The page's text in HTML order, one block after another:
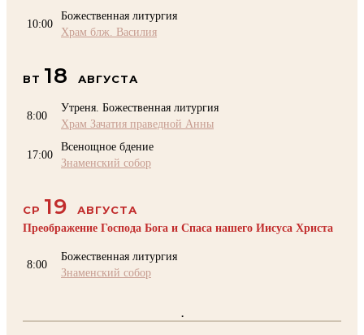
10:00
Божественная литургия
Храм блж. Василия
ВТ 18 АВГУСТА
8:00
Утреня. Божественная литургия
Храм Зачатия праведной Анны
17:00
Всенощное бдение
Знаменский собор
СР 19
АВГУСТА
Преображение Господа Бога и Спаса нашего Иисуса Христа
8:00
Божественная литургия
Знаменский собор
.